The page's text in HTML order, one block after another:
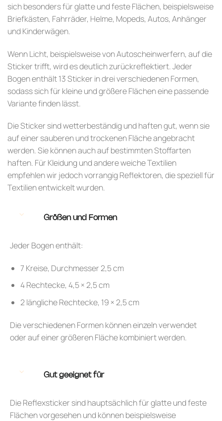
sich besonders für glatte und feste Flächen, beispielsweise
Briefkästen, Fahrräder, Helme, Mopeds, Autos, Anhänger
und Kinderwägen.
Wenn Licht, beispielsweise von Autoscheinwerfern, auf die
Sticker trifft, wird es deutlich zurückreflektiert. Jeder
Bogen enthält 13 Sticker in drei verschiedenen Formen,
sodass sich für kleine und größere Flächen eine passende
Variante finden lässt.
Die Sticker sind wetterbeständig und haften gut, wenn sie
auf einer sauberen und trockenen Fläche angebracht
werden. Sie können auch auf bestimmten Stoffarten
haften. Für Kleidung und andere weiche Textilien
empfehlen wir jedoch vorrangig Reflektoren, die speziell für
Textilien entwickelt wurden.
Größen und Formen
Jeder Bogen enthält:
7 Kreise, Durchmesser 2,5 cm
4 Rechtecke, 4,5 × 2,5 cm
2 längliche Rechtecke, 19 × 2,5 cm
Die verschiedenen Formen können einzeln verwendet
oder auf einer größeren Fläche kombiniert werden.
Gut geeignet für
Die Reflexsticker sind hauptsächlich für glatte und feste
Flächen vorgesehen und können beispielsweise